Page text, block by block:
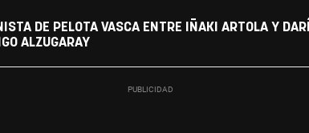
DE PELOTA VASCA ENTRE IÑAKI ARTOLA Y
ALZUGARAY